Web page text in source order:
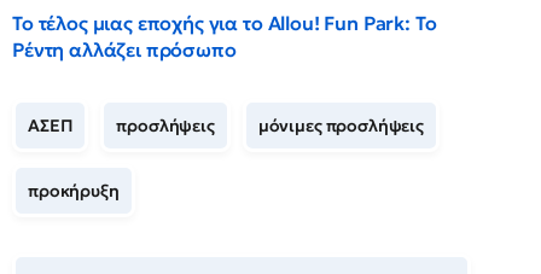
Το τέλος μιας εποχής για το Allou! Fun Park: Το
Ρέντη αλλάζει πρόσωπο
ΑΣΕΠ προσλήψεις μόνιμες προσλήψεις
προκήρυξη